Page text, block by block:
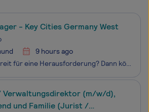
- Key Cities Germany West
9 hours ago
Bist du bereit für eine Herausforderung? Dann könnte Just Eat Takeaway.com/ Lieferando der richtige Ort für dich sein. Wir sind eine weltweit führende Online-Plattform für Essenslieferungen und unsere Vision ist es, die Bequemlichkeit des Alltags zu verbessern. Egal, ob es um ein Festessen am
Verwaltungsdirektor (m/w/d),
und Familie (Jurist /